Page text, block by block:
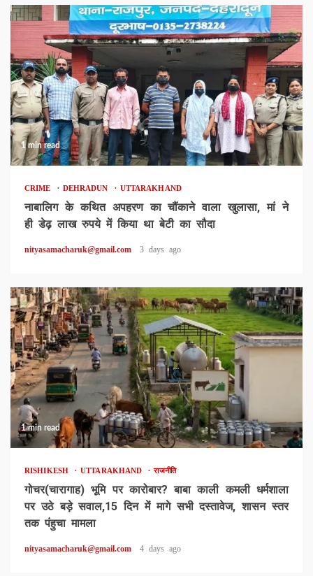
1 min read
CRIME DEHRADUN UTTARAKHAND
नाबालिग के कथित अपहरण का चौंकाने वाला खुलासा, मां ने
ही डेढ़ लाख रुपये में किया था बेटी का सौदा
nityasamacharuk@gmail.com 3 days ago
1 min read
RISHIKESH UTTARAKHAND राजनीति
गोचर(चारागाह) भूमि पर कारोबार? बाबा काली कमली धर्मशाला
पर उठे बड़े सवाल,15 दिन में मागे सभी दस्तावेज, शासन स्तर
तक पंहुचा मामला
nityasamacharuk@gmail.com 4 days ago